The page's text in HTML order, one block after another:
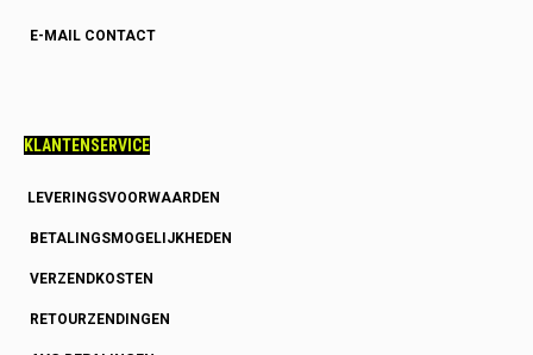
E-MAIL CONTACT
KLANTENSERVICE
LEVERINGSVOORWAARDEN
BETALINGSMOGELIJKHEDEN
VERZENDKOSTEN
RETOURZENDINGEN